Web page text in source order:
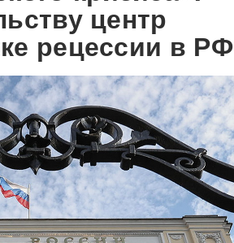
центр
рецессии в РФ